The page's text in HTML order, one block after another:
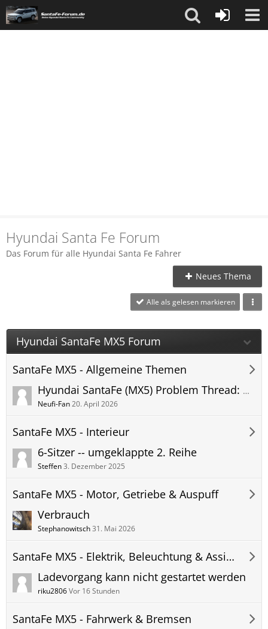
Hyundai Santa Fe Forum
Das Forum für alle Hyundai Santa Fe Fahrer
Neues Thema
Alle als gelesen markieren
Hyundai SantaFe MX5 Forum
SantaFe MX5 - Allgemeine Themen
Hyundai SantaFe (MX5) Problem Thread: Defekte - Störungen - Fehler - Meldungen
Neufi-Fan20. April 2026
SantaFe MX5 - Interieur
6-Sitzer -- umgeklappte 2. Reihe
Steffen3. Dezember 2025
SantaFe MX5 - Motor, Getriebe & Auspuff
Verbrauch
Stephanowitsch31. Mai 2026
SantaFe MX5 - Elektrik, Beleuchtung & Assistenzsysteme
Ladevorgang kann nicht gestartet werden
riku2806Vor 16 Stunden
SantaFe MX5 - Fahrwerk & Bremsen